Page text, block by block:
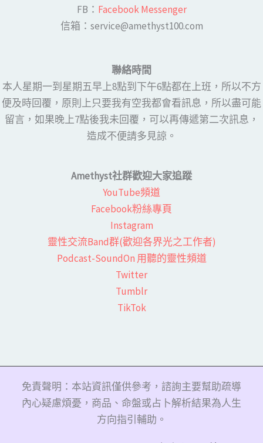
FB：​ Facebook Messenger
​​信箱：service@amethyst100.com
聯絡時間
本人星期一到星期五早上8點到下午6點都在上班，所以不方
便及時回覆，原則上只要我有空我都會看訊息，所以盡可能
留言，如果晚上7點後我未回覆，可以再傳遞第二次訊息，
造成不便請多見諒。
Amethyst社群歡迎大家追蹤
YouTube頻道
Facebook粉絲專頁​
Instagram
靈性交流Band群(歡迎各界光之工作者)​
Podcast-SoundOn 用聽的靈性頻道
​Twitter
Tumblr
TikTok
免責聲明：本站資訊僅供參考，諮詢主要幫助疏導
內心疑慮煩憂，商品、命盤或占卜解析結果為人生
方向指引輔助。